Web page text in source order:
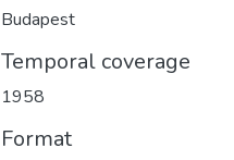
Budapest
Temporal coverage
1958
Format